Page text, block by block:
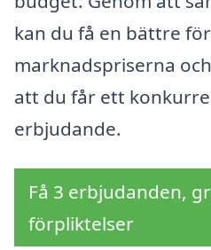
kan du få en bättre
marknadspriserna
att du får ett
erbjudande.
Få 3 erbjudanden,
förpliktelser